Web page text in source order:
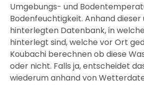
Umgebungs- und
Bodenfeuchtigkeit. Anhand dieser
hinterlegten Datenbank, in
hinterlegt sind, welche vor Ort
Koubachi berechnen ob diese
oder nicht. Falls ja, entscheidet
wiederum anhand von